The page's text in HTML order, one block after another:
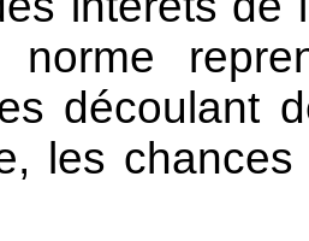
norme
découlant
les